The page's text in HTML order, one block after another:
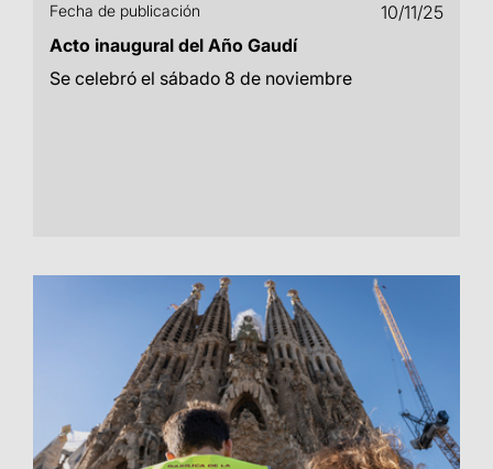
Fecha de publicación
10/11/25
Acto inaugural del Año Gaudí
Se celebró el sábado 8 de noviembre